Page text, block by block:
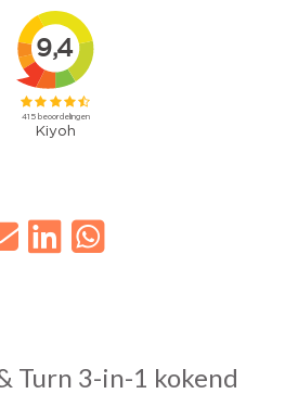
Turn 3-in-1 kokend